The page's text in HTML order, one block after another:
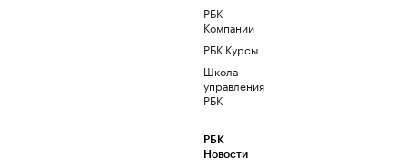
РБК
Компании
РБК Курсы
Школа
управления
РБК
РБК
Новости